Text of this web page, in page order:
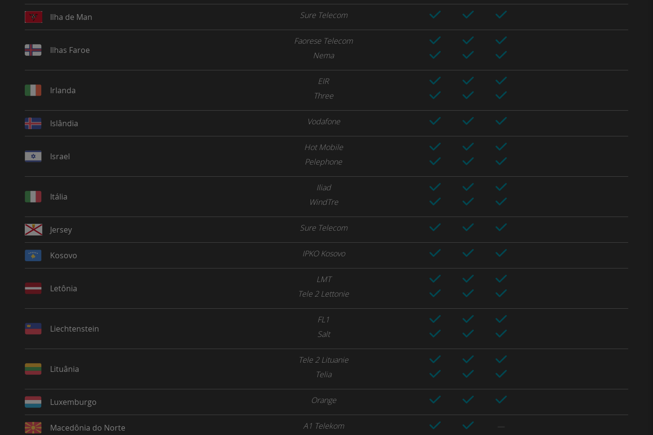
Ilha de Man Sure Telecom
Ilhas Faroe
Faorese Telecom
Nema
Irlanda
EIR
Three
Islândia Vodafone
Israel
Hot Mobile
Pelephone
Itália
Iliad
WindTre
Jersey Sure Telecom
Kosovo IPKO Kosovo
Letônia
LMT
Tele 2 Lettonie
Liechtenstein
FL1
Salt
Lituânia
Tele 2 Lituanie
Telia
Luxemburgo Orange
Macedônia do Norte A1 Telekom